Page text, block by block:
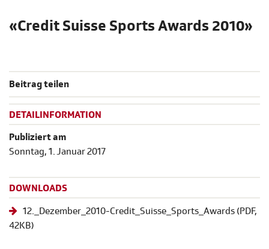
«Credit Suisse Sports Awards 2010»
Beitrag teilen
DETAILINFORMATION
Publiziert am
Sonntag, 1. Januar 2017
DOWNLOADS
12._Dezember_2010-Credit_Suisse_Sports_Awards (PDF,
42KB)